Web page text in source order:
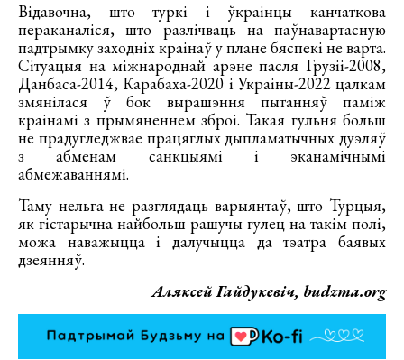
Відавочна, што туркі і ўкраінцы канчаткова
пераканаліся, што разлічваць на паўнавартасную
падтрымку заходніх краінаў у плане бяспекі не варта.
Сітуацыя на міжнароднай арэне пасля Грузіі-2008,
Данбаса-2014, Карабаха-2020 і Украіны-2022 цалкам
змянілася ў бок вырашэння пытанняў паміж
краінамі з прымяненнем зброі. Такая гульня больш
не прадугледжвае працяглых дыпламатычных дуэляў
з абменам санкцыямі і эканамічнымі
абмежаваннямі.
Таму нельга не разглядаць варыянтаў, што Турцыя,
як гістарычна найбольш рашучы гулец на такім полі,
можа наважыцца і далучыцца да тэатра баявых
дзеянняў.
Аляксей Гайдукевіч, budzma.org